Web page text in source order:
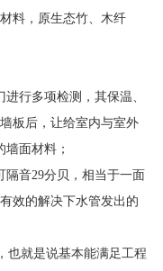
料，原生态竹、木纤
行多项检测，其保温、
板后，让给室内与室外
面材料；
隔音29分贝，相当于一面
效的解决下水管发出的
也就是说基本能满足工程